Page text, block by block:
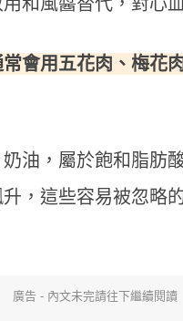
會用五花肉、梅花
油，屬於飽和脂肪
，這些容易被忽略
廣告 - 內文未完請往下繼續閱讀